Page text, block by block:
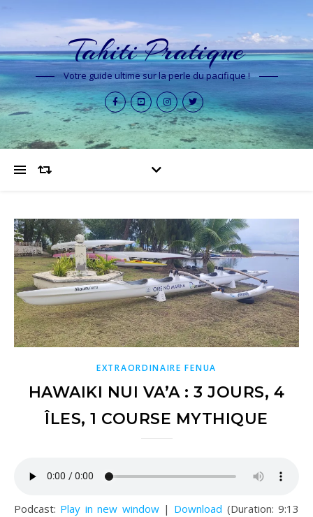
Tahiti Pratique
Votre guide ultime sur la perle du pacifique !
EXTRAORDINAIRE FENUA
HAWAIKI NUI VA’A : 3 JOURS, 4
ÎLES, 1 COURSE MYTHIQUE
Podcast: Play in new window| Download (Duration: 9:13